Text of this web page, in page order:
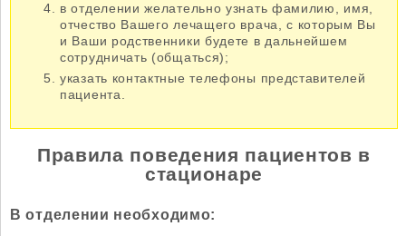
в отделении желательно узнать фамилию, имя,
отчество Вашего лечащего врача, с которым Вы
и Ваши родственники будете в дальнейшем
сотрудничать (общаться);
указать контактные телефоны представителей
пациента.
Правила поведения пациентов в
стационаре
В отделении необходимо: